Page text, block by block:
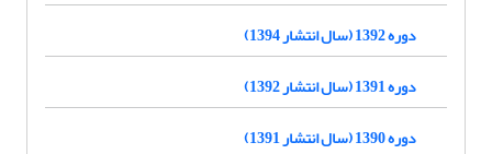
دوره 1392 (سال انتشار 1394)
دوره 1391 (سال انتشار 1392)
دوره 1390 (سال انتشار 1391)